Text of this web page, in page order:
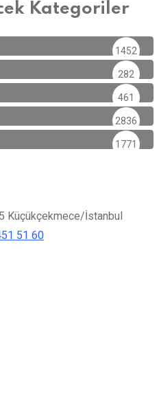
Kategoriler
1452
282
461
2836
1771
Küçükçekmece/İstanbul
51 60